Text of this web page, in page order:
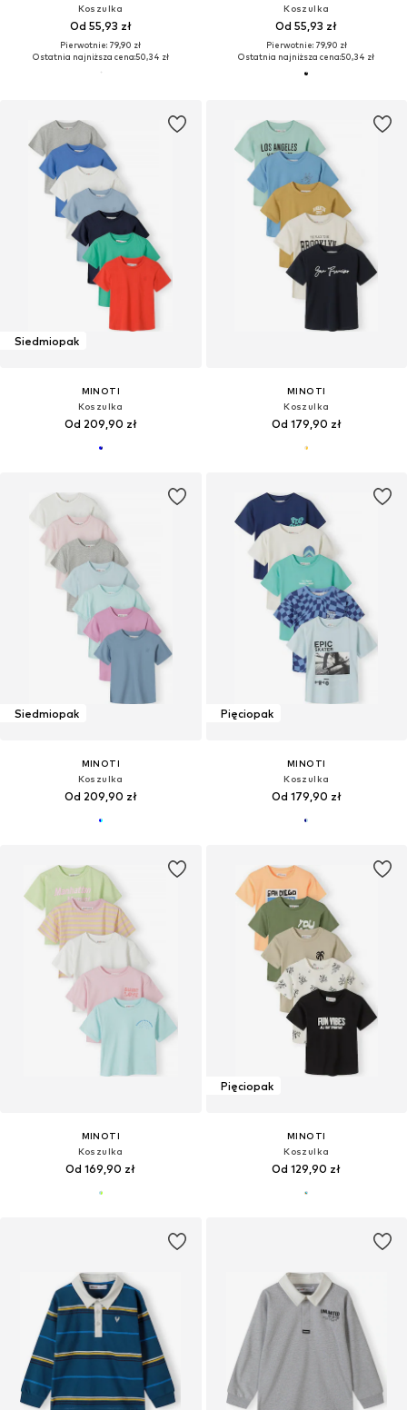
Koszulka
Od 55,93 zł
Pierwotnie: 79,90 zł
Ostatnia najniższa cena:50,34 zł
Koszulka
Od 55,93 zł
Pierwotnie: 79,90 zł
Ostatnia najniższa cena:50,34 zł
Siedmiopak
MINOTI
Koszulka
Od 209,90 zł
MINOTI
Koszulka
Od 179,90 zł
Siedmiopak
MINOTI
Koszulka
Od 209,90 zł
Pięciopak
MINOTI
Koszulka
Od 179,90 zł
MINOTI
Koszulka
Od 169,90 zł
Pięciopak
MINOTI
Koszulka
Od 129,90 zł